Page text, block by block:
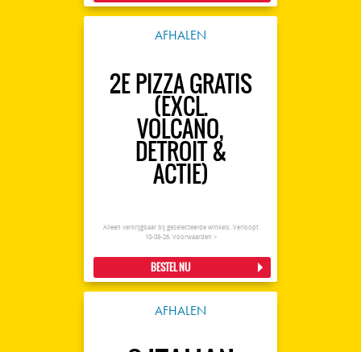
AFHALEN
2E PIZZA GRATIS
(EXCL.
VOLCANO,
DETROIT &
ACTIE)
Alleen verkrijgbaar bij geselecteerde winkels. Verloopt
10-08-26. Voorwaarden >
BESTEL NU
AFHALEN